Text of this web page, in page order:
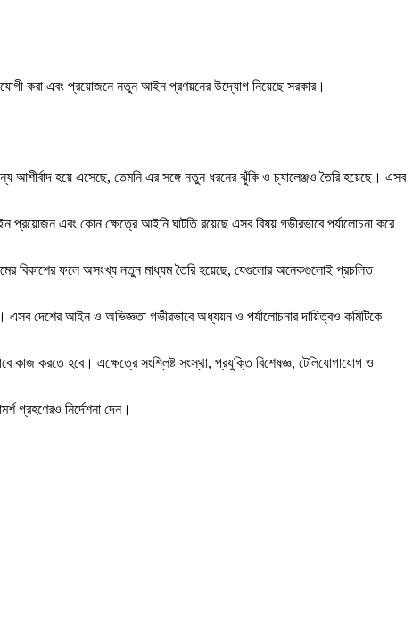
করা এবং প্রয়োজনে নতুন আইন প্রণয়নের উদ্যোগ নিয়েছে সরকার।
আশীর্বাদ হয়ে এসেছে, তেমনি এর সঙ্গে নতুন ধরনের ঝুঁকি ও চ্যালেঞ্জও তৈরি হয়েছে। এসব
এবং কোন ক্ষেত্রে আইনি ঘাটতি রয়েছে এসব বিষয় গভীরভাবে পর্যালোচনা করে
বিকাশের ফলে অসংখ্য নতুন মাধ্যম তৈরি হয়েছে, যেগুলোর অনেকগুলোই প্রচলিত
এসব দেশের আইন ও অভিজ্ঞতা গভীরভাবে অধ্যয়ন ও পর্যালোচনার দায়িত্বও কমিটিকে
কাজ করতে হবে। এক্ষেত্রে সংশ্লিষ্ট সংস্থা, প্রযুক্তি বিশেষজ্ঞ, টেলিযোগাযোগ ও
গ্রহণেরও নির্দেশনা দেন।